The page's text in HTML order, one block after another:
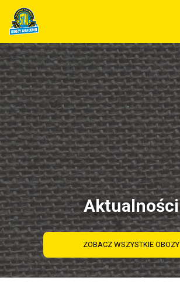
Aktualności
ZOBACZ WSZYSTKIE OBOZY